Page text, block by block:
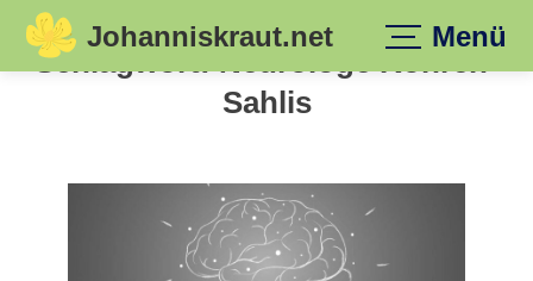
Skip
Johanniskraut.net Menü
Schlagwort:
Sahlis